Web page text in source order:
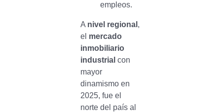
empleos.
A nivel regional ,
el mercado
inmobiliario
industrial con
mayor
dinamismo en
2025, fue el
norte del país al